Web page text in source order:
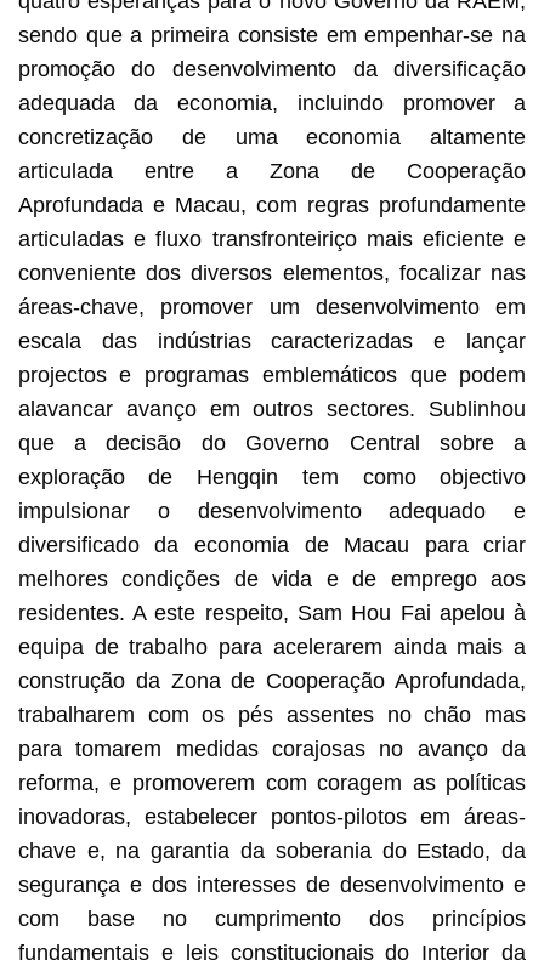
sendo que a primeira consiste em empenhar-se na
promoção do desenvolvimento da diversificação
adequada da economia, incluindo promover a
concretização de uma economia altamente
articulada entre a Zona de Cooperação
Aprofundada e Macau, com regras profundamente
articuladas e fluxo transfronteiriço mais eficiente e
conveniente dos diversos elementos, focalizar nas
áreas-chave, promover um desenvolvimento em
escala das indústrias caracterizadas e lançar
projectos e programas emblemáticos que podem
alavancar avanço em outros sectores. Sublinhou
que a decisão do Governo Central sobre a
exploração de Hengqin tem como objectivo
impulsionar o desenvolvimento adequado e
diversificado da economia de Macau para criar
melhores condições de vida e de emprego aos
residentes. A este respeito, Sam Hou Fai apelou à
equipa de trabalho para acelerarem ainda mais a
construção da Zona de Cooperação Aprofundada,
trabalharem com os pés assentes no chão mas
para tomarem medidas corajosas no avanço da
reforma, e promoverem com coragem as políticas
inovadoras, estabelecer pontos-pilotos em áreas-
chave e, na garantia da soberania do Estado, da
segurança e dos interesses de desenvolvimento e
com base no cumprimento dos princípios
fundamentais e leis constitucionais do Interior da